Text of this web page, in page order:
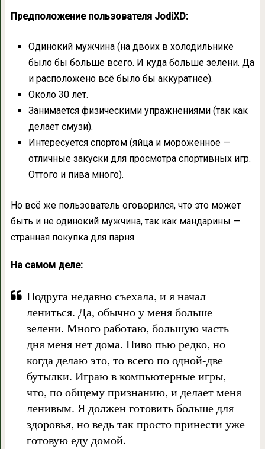
Предположение пользователя JodiXD:
Одинокий мужчина (на двоих в холодильнике
было бы больше всего. И куда больше зелени. Да
и расположено всё было бы аккуратнее).
Около 30 лет.
Занимается физическими упражнениями (так как
делает смузи).
Интересуется спортом (яйца и мороженное —
отличные закуски для просмотра спортивных игр.
Оттого и пива много).
Но всё же пользователь оговорился, что это может
быть и не одинокий мужчина, так как мандарины —
странная покупка для парня.
На самом деле:
Подруга недавно съехала, и я начал
лениться. Да, обычно у меня больше
зелени. Много работаю, большую часть
дня меня нет дома. Пиво пью редко, но
когда делаю это, то всего по одной-две
бутылки. Играю в компьютерные игры,
что, по общему признанию, и делает меня
ленивым. Я должен готовить больше для
здоровья, но ведь так просто принести уже
готовую еду домой.